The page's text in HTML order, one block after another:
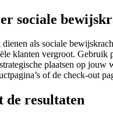
sociale
als sociale
klanten vergroot. Gebruik
plaatsen op jouw
of de check-out
de resultaten